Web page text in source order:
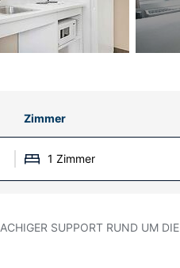
Zimmer
1 Zimmer
SUPPORT RUND UM DIE